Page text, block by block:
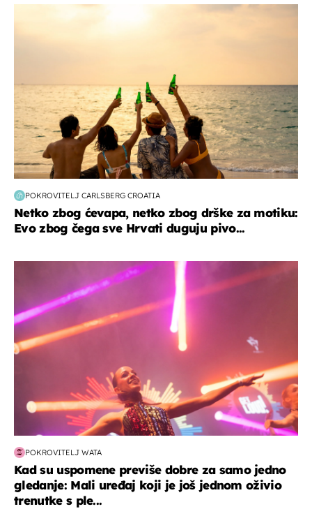
POKROVITELJ CARLSBERG CROATIA
Netko zbog ćevapa, netko zbog drške za motiku:
Evo zbog čega sve Hrvati duguju pivo...
POKROVITELJ WATA
Kad su uspomene previše dobre za samo jedno
gledanje: Mali uređaj koji je još jednom oživio
trenutke s ple...